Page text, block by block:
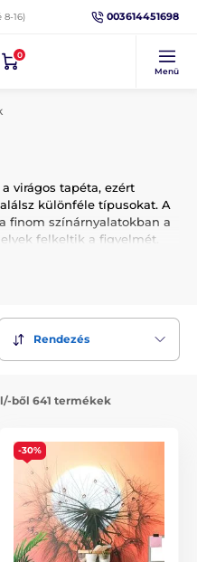
8-16) 003614451698
0
Menü
virágos tapéta, ezért
különféle típusokat. A
finom színárnyalatokban a
felkeltik a figyelmét.
őket - a nappaliban,
vagy a konyhában, akár
teremteni lakásába, akkor
tetszeni fog.
Rendezés
ből 641 termékek
-30%